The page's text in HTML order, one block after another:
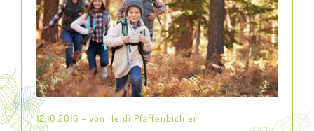
12.10.2016 – von Heidi Pfaffenbichler